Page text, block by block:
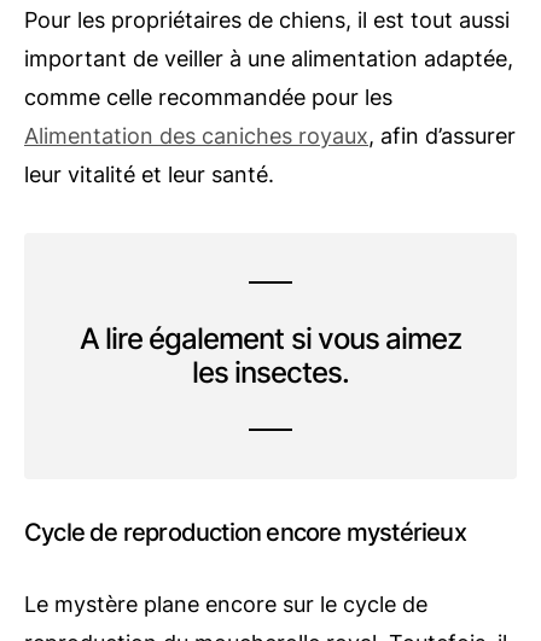
Pour les propriétaires de chiens, il est tout aussi
important de veiller à une alimentation adaptée,
comme celle recommandée pour les
Alimentation des caniches royaux, afin d’assurer
leur vitalité et leur santé.
A lire également si vous aimez
les insectes.
Cycle de reproduction encore mystérieux
Le mystère plane encore sur le cycle de